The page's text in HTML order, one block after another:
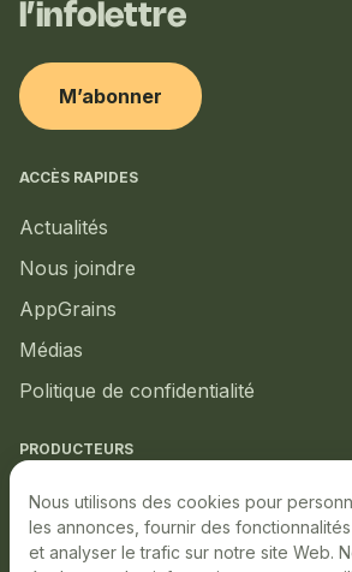
l’infolettre
M’abonner
ACCÈS RAPIDES
Actualités
Nous joindre
AppGrains
Médias
Politique de confidentialité
PRODUCTEURS
Marché local
Marché boursier
Nous utilisons des cookies pour
les annonces, fournir des
et analyser le trafic sur notre site Web.